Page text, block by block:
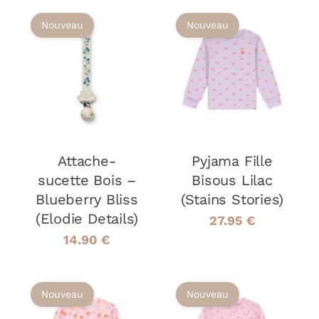
AJOUTER AU
PANIER
DÉTAILS
Nouveau
Attache-
sucette Bois –
Blueberry Bliss
(Elodie Details)
14.90 €
CHOIX DES
OPTIONS CE
PRODUIT
A
PLUSIEURS
OPTIONS
PEUVENT
ÊTRE
CHOISIES
SUR
/
DÉTAILS
Nouveau
Pyjama Fille
Bisous Lilac
(Stains Stories)
27.95 €
Nouveau Nouveau